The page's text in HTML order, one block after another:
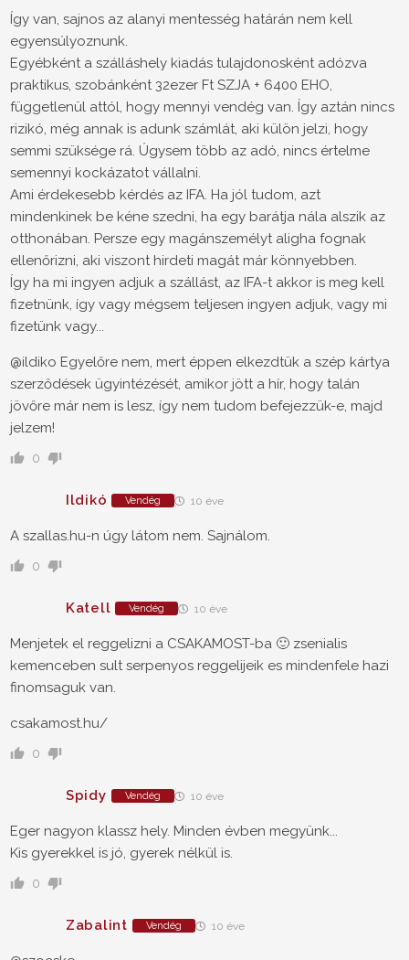
Így van, sajnos az alanyi mentesség határán nem kell
egyensúlyoznunk.
Egyébként a szálláshely kiadás tulajdonosként adózva
praktikus, szobánként 32ezer Ft SZJA + 6400 EHO,
függetlenül attól, hogy mennyi vendég van. Így aztán nincs
rizikó, még annak is adunk számlát, aki külön jelzi, hogy
semmi szüksége rá. Úgysem több az adó, nincs értelme
semennyi kockázatot vállalni.
Ami érdekesebb kérdés az IFA. Ha jól tudom, azt
mindenkinek be kéne szedni, ha egy barátja nála alszik az
otthonában. Persze egy magánszemélyt aligha fognak
ellenőrizni, aki viszont hirdeti magát már könnyebben.
Így ha mi ingyen adjuk a szállást, az IFA-t akkor is meg kell
fizetnünk, így vagy mégsem teljesen ingyen adjuk, vagy mi
fizetünk vagy...
@ildiko Egyelőre nem, mert éppen elkezdtük a szép kártya
szerződések ügyintézését, amikor jött a hír, hogy talán
jövőre már nem is lesz, így nem tudom befejezzük-e, majd
jelzem!
0
Ildikó Vendég 10 éve
A szallas.hu-n úgy látom nem. Sajnálom.
0
Katell Vendég 10 éve
Menjetek el reggelizni a CSAKAMOST-ba 🙂 zsenialis
kemenceben sult serpenyos reggelijeik es mindenfele hazi
finomsaguk van.
csakamost.hu/
0
Spidy Vendég 10 éve
Eger nagyon klassz hely. Minden évben megyünk...
Kis gyerekkel is jó, gyerek nélkül is.
0
Zabalint Vendég 10 éve